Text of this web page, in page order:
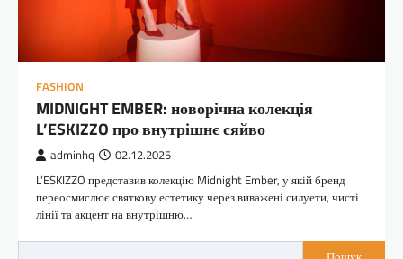
FASHION
MIDNIGHT EMBER: новорічна колекція
L’ESKIZZO про внутрішнє сяйво
adminhq 02.12.2025
L’ESKIZZO представив колекцію Midnight Ember, у якій бренд
переосмислює святкову естетику через виважені силуети, чисті
лінії та акцент на внутрішню…